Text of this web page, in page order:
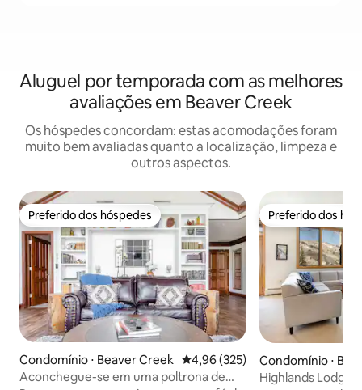
Aluguel por temporada com as melhores
avaliações em Beaver Creek
Os hóspedes concordam: estas acomodações foram
muito bem avaliadas quanto a localização, limpeza e
outros aspectos.
Preferido dos hóspedes
Preferido dos hóspedes
Condomínio ⋅ Beaver Creek 4,96 de uma avaliação média de
4,96 (325)
Aconchegue-se em uma poltrona de
Preferido dos
Preferido dos
Condomínio ⋅
Highlands Lodge